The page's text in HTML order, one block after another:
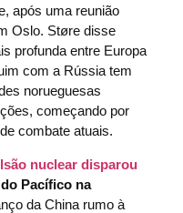
após uma reunião
Oslo. Støre disse
profunda entre Europa
com a Rússia tem
norueguesas
começando por
combate atuais.
nuclear disparou
Pacífico na
da China rumo à